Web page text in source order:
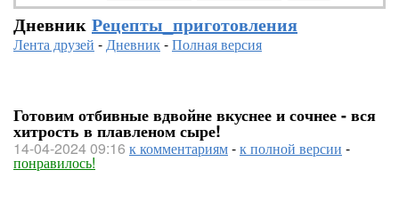
Дневник Рецепты_приготовления
Лента друзей -Дневник-Полная версия
Готовим отбивные вдвойне вкуснее и сочнее - вся
хитрость в плавленом сыре!
14-04-2024 09:16 к комментариям-к полной версии -
понравилось!